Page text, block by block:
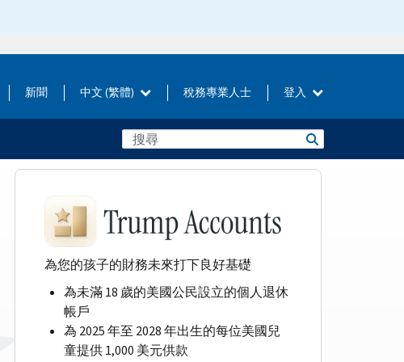
新聞 中文 (繁體) 稅務專業人士 登入
為您的孩子的財務未來打下良好基礎
為未滿 18 歲的美國公民設立的個人退休
帳戶
為 2025 年至 2028 年出生的每位美國兒
童提供 1,000 美元供款